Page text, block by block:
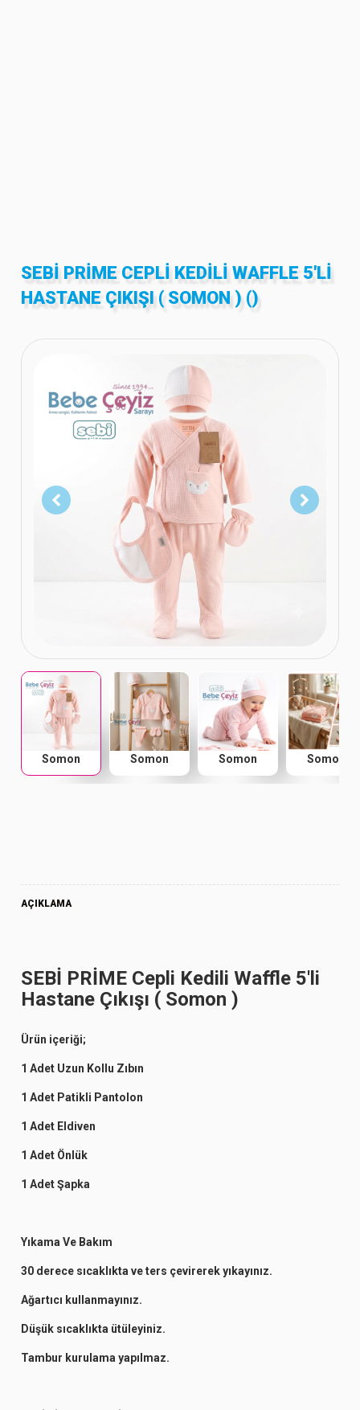
SEBİ PRİME CEPLI KEDILI WAFFLE 5'LI
HASTANE ÇIKIŞI ( SOMON ) ()
Somon Somon Somon Somon
AÇIKLAMA
SEBİ PRİME Cepli Kedili Waffle 5'li
Hastane Çıkışı ( Somon )
Ürün içeriği;
1 Adet Uzun Kollu Zıbın
1 Adet Patikli Pantolon
1 Adet Eldiven
1 Adet Önlük
1 Adet Şapka
Yıkama Ve Bakım
30 derece sıcaklıkta ve ters çevirerek yıkayınız.
Ağartıcı kullanmayınız.
Düşük sıcaklıkta ütüleyiniz.
Tambur kurulama yapılmaz.